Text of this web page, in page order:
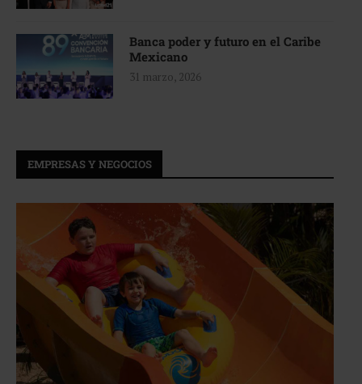
Banca poder y futuro en el Caribe
Mexicano
31 marzo, 2026
EMPRESAS Y NEGOCIOS